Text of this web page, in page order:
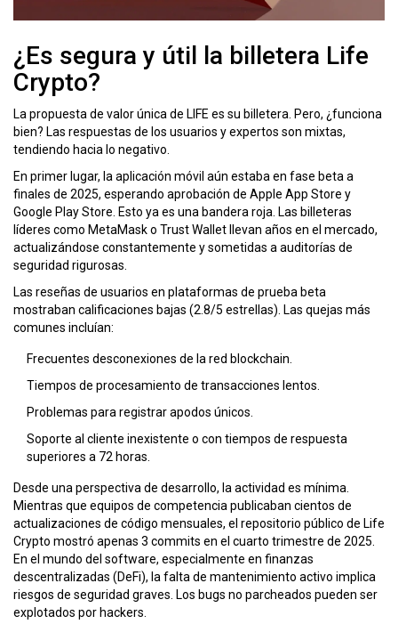
¿Es segura y útil la billetera Life
Crypto?
La propuesta de valor única de LIFE es su billetera. Pero, ¿funciona
bien? Las respuestas de los usuarios y expertos son mixtas,
tendiendo hacia lo negativo.
En primer lugar, la aplicación móvil aún estaba en fase beta a
finales de 2025, esperando aprobación de Apple App Store y
Google Play Store. Esto ya es una bandera roja. Las billeteras
líderes como MetaMasko Trust Wallet llevan años en el mercado,
actualizándose constantemente y sometidas a auditorías de
seguridad rigurosas.
Las reseñas de usuarios en plataformas de prueba beta
mostraban calificaciones bajas (2.8/5 estrellas). Las quejas más
comunes incluían:
Frecuentes desconexiones de la red blockchain.
Tiempos de procesamiento de transacciones lentos.
Problemas para registrar apodos únicos.
Soporte al cliente inexistente o con tiempos de respuesta
superiores a 72 horas.
Desde una perspectiva de desarrollo, la actividad es mínima.
Mientras que equipos de competencia publicaban cientos de
actualizaciones de código mensuales, el repositorio público de Life
Crypto mostró apenas 3 commits en el cuarto trimestre de 2025.
En el mundo del software, especialmente en finanzas
descentralizadas (DeFi), la falta de mantenimiento activo implica
riesgos de seguridad graves. Los bugs no parcheados pueden ser
explotados por hackers.